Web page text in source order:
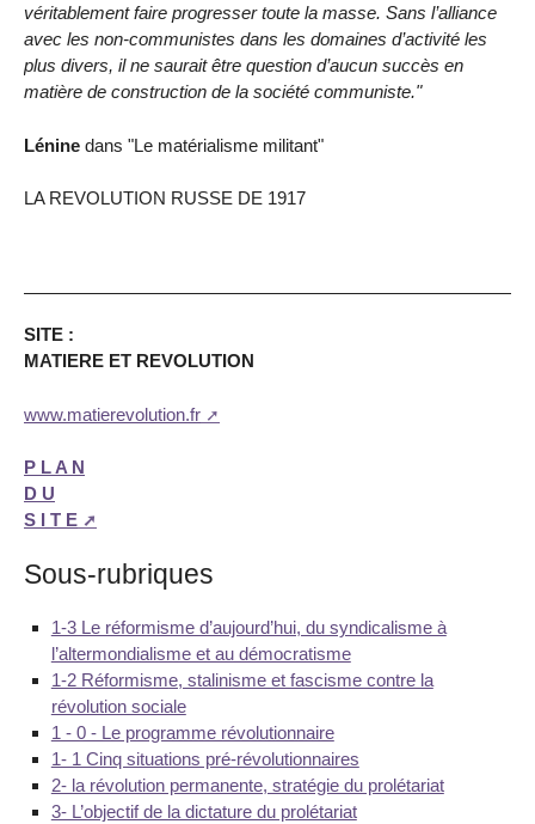
véritablement faire progresser toute la masse. Sans l’alliance
avec les non‑communistes dans les domaines d’activité les
plus divers, il ne saurait être question d’aucun succès en
matière de construction de la société communiste."
Lénine dans "Le matérialisme militant"
LA REVOLUTION RUSSE DE 1917
SITE :
MATIERE ET REVOLUTION
www.matierevolution.fr
P L A N
D U
S I T E
Sous-rubriques
1-3 Le réformisme d’aujourd’hui, du syndicalisme à
l’altermondialisme et au démocratisme
1-2 Réformisme, stalinisme et fascisme contre la
révolution sociale
1 - 0 - Le programme révolutionnaire
1- 1 Cinq situations pré-révolutionnaires
2- la révolution permanente, stratégie du prolétariat
3- L’objectif de la dictature du prolétariat